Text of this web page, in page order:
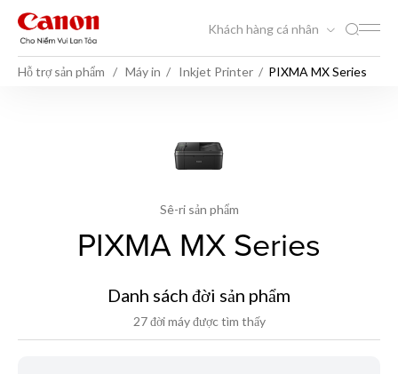
Khách hàng cá nhân
Hỗ trợ sản phẩm Máy in Inkjet Printer PIXMA MX Series
Sê-ri sản phẩm
PIXMA MX Series
Danh sách đời sản phẩm
27 đời máy được tìm thấy